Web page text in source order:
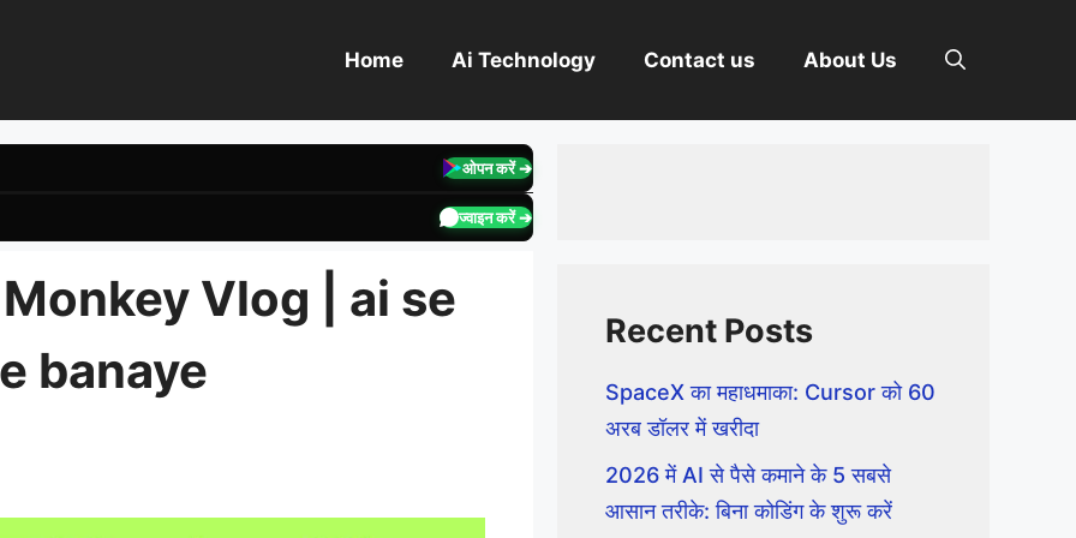
Home Ai Technology Contact us About Us
ओपन करें ➔
ज्वाइन करें ➔
Monkey Vlog | ai se
banaye
Recent Posts
SpaceX का महाधमाका: Cursor को 60
अरब डॉलर में खरीदा
2026 में AI से पैसे कमाने के 5 सबसे
आसान तरीके: बिना कोडिंग के शुरू करें